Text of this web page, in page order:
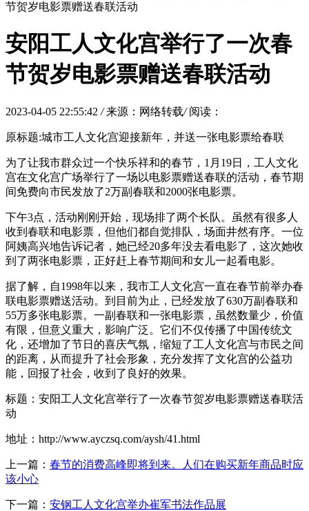
节贺岁电影票赠送春联活动
安阳工人文化宫举行了一次春
节贺岁电影票赠送春联活动
2023-04-05 22:55:42 / 来源：网络转载/ 阅读：
原标题:城市工人文化宫迎接新年，并送一张电影票给春联
为了让我市群众过一个快乐祥和的春节，1月19日，工人文化
宫在文化宫广场举行了一场以电影票赠送春联的活动，春节期
间免费向市民发放了2万副春联和2000张电影票。
下午3点，活动刚刚开始，现场排了两个长队。虽然有很多人
收到春联和电影票，但他们都自觉排队，场面井然有序。一位
阿姨高兴地告诉记者，她已经20多年没去看电影了，这次她收
到了两张电影票，正好赶上春节期间和女儿一起看电影。
据了解，自1998年以来，我市工人文化宫一直在春节前举办春
联电影票赠送活动。到目前为止，已经发放了630万副春联和
55万多张电影票。一副春联和一张电影票，虽然数量少，价值
有限，但意义重大，影响广泛。它们不仅传播了中国传统文
化，还增加了节日的喜庆气氛，缩短了工人文化宫与市民之间
的距离，从而提升了社会形象，充分发挥了文化宫的公益功
能，回报了社会，收到了良好的效果。
标题：安阳工人文化宫举行了一次春节贺岁电影票赠送春联活
动
地址：http://www.ayczsq.com/aysh/41.html
上一篇： 春节的消费高峰即将到来。人们在购买新年商品时应
该小心
下一篇： 安钢工人文化宫举办崔军书法作品展